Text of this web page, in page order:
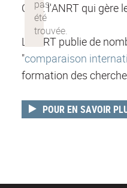
C'est l'ANRT qui gère
L'ANRT publie de
"comparaison
formation des
POUR EN SAVOIR